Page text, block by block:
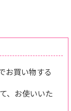
お買い物する
、お使いいた